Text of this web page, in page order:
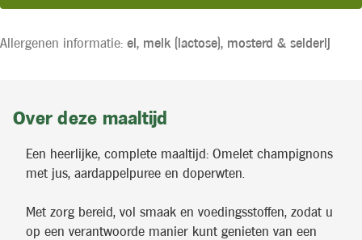
Allergenen informatie: ei, melk (lactose), mosterd & selderij
Over deze maaltijd
Een heerlijke, complete maaltijd: Omelet champignons
met jus, aardappelpuree en doperwten.
Met zorg bereid, vol smaak en voedingsstoffen, zodat u
op een verantwoorde manier kunt genieten van een